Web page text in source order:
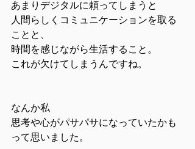
あまりデジタルに頼ってしまうと
人間らしくコミュニケーションを取る
ことと、
時間を感じながら生活すること。
これが欠けてしまうんですね。
なんか私
思考や心がパサパサになっていたかも
って思いました。